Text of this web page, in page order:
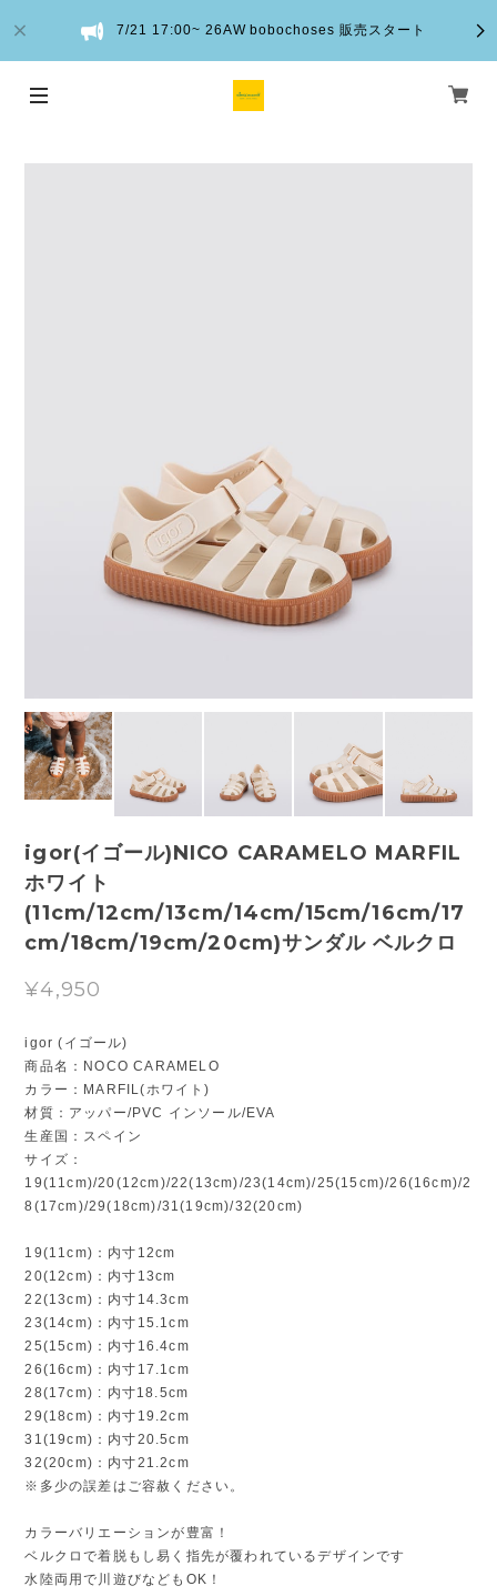
7/21 17:00~ 26AW bobochoses 販売スタート
igor(イゴール)NICO CARAMELO MARFIL
ホワイト
(11cm/12cm/13cm/14cm/15cm/16cm/17
cm/18cm/19cm/20cm)サンダル ベルクロ
¥4,950
igor (イゴール)
商品名：NOCO CARAMELO
カラー：MARFIL(ホワイト)
材質：アッパー/PVC インソール/EVA
生産国：スペイン
サイズ：
19(11cm)/20(12cm)/22(13cm)/23(14cm)/25(15cm)/26(16cm)/2
8(17cm)/29(18cm)/31(19cm)/32(20cm)
19(11cm)：内寸12cm
20(12cm)：内寸13cm
22(13cm)：内寸14.3cm
23(14cm)：内寸15.1cm
25(15cm)：内寸16.4cm
26(16cm)：内寸17.1cm
28(17cm) : 内寸18.5cm
29(18cm)：内寸19.2cm
31(19cm)：内寸20.5cm
32(20cm)：内寸21.2cm
※多少の誤差はご容赦ください。
カラーバリエーションが豊富！
ベルクロで着脱もし易く指先が覆われているデザインです
水陸両用で川遊びなどもOK！